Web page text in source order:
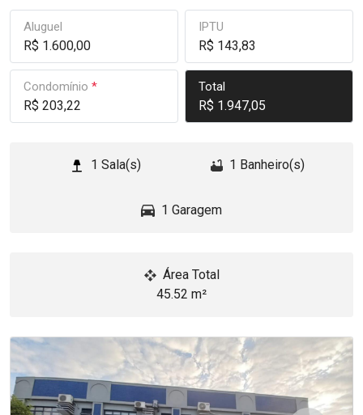
Aluguel
R$ 1.600,00
IPTU
R$ 143,83
Condomínio *
R$ 203,22
Total
R$ 1.947,05
1 Sala(s) 1 Banheiro(s)
1 Garagem
Área Total
45.52 m²